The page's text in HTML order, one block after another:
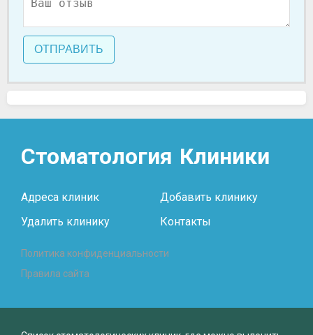
ОТПРАВИТЬ
Стоматология Клиники
Адреса клиник
Добавить клинику
Удалить клинику
Контакты
Политика конфиденциальности
Правила сайта